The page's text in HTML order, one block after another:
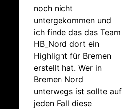
noch nicht
untergekommen und
ich finde das das Team
HB_Nord dort ein
Highlight für Bremen
erstellt hat. Wer in
Bremen Nord
unterwegs ist sollte auf
jeden Fall diese